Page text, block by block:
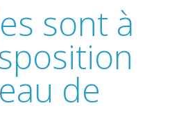
sont à
de